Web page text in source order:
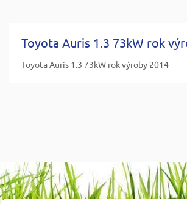
Toyota Auris 1.3 73kW rok
Toyota Auris 1.3 73kW rok výroby 2014